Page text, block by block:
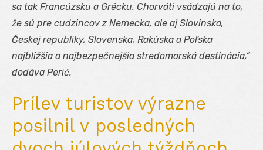
sa tak Francúzsku a Grécku. Chorváti vsádzajú na to,
že sú pre cudzincov z Nemecka, ale aj Slovinska,
Českej republiky, Slovenska, Rakúska a Poľska
najbližšia a najbezpečnejšia stredomorská destinácia,“
dodáva Perić.
Prílev turistov výrazne
posilnil v posledných